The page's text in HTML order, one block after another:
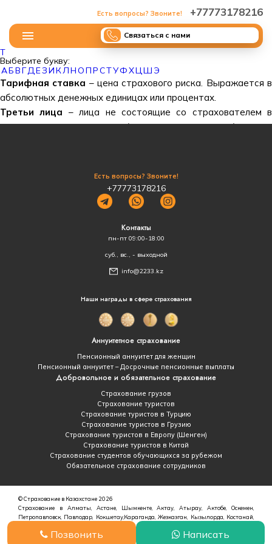
Есть вопросы? Звоните! +77773178216
Связаться с нами
Позвонить Написать
Т
Выберите букву:
АБВГДЕЗИКЛНОПРСТУФХЦШ Э
Тарифная ставка – цена страхового риска. Выражается в
абсолютных денежных единицах или процентах.
Третьи лица – лица не состоящие со страхователем в
договорных отношениях (например, клиентских) и не
Есть вопросы? Звоните!
+77773178216
Контакты
пн-пт 09:00-18:00
суб., вс., - выходной
info@2233.kz
Наши награды в сфере страхования
Аннуитетное страхование
Пенсионный аннуитет для женщин
Пенсионный аннуитет – Досрочные пенсионные выплаты
Добровольное и обязательное страхование
Страхование грузов
Страхование туристов
Страхование туристов в Турцию
Страхование туристов в Грузию
Страхование туристов в Европу (Шенген)
Страхование туристов в Китай
Страхование студентов обучающихся за рубежом
Обязательное страхование сотрудников
© Страхование в Казахстане 2026
Страхование в Алматы, Астане, Шымкенте, Актау, Атырау, Актобе, Оскемен,
Петропавловск, Павлодар, Кокшетау,Караганда, Жезказган, Кызылорда, Костанай,